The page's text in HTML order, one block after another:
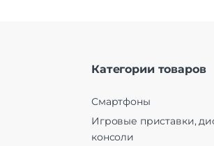
Категории товаров
Смартфоны
Игровые приставки,
консоли